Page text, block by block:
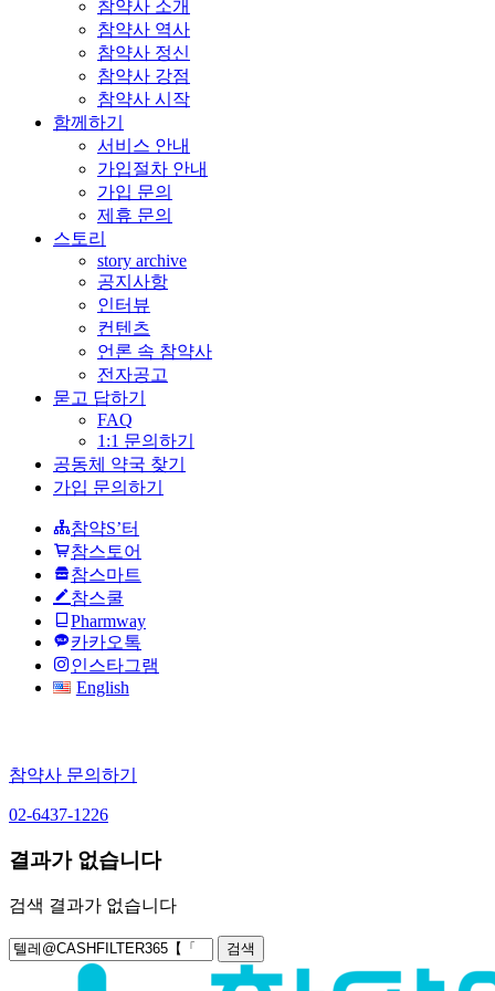
참약사 소개
참약사 역사
참약사 정신
참약사 강점
참약사 시작
함께하기
서비스 안내
가입절차 안내
가입 문의
제휴 문의
스토리
story archive
공지사항
인터뷰
컨텐츠
언론 속 참약사
전자공고
묻고 답하기
FAQ
1:1 문의하기
공동체 약국 찾기
가입 문의하기
참약S’터
참스토어
참스마트
참스쿨
Pharmway
카카오톡
인스타그램
English
참약사 문의하기
02-6437-1226
결과가 없습니다
검색 결과가 없습니다
검